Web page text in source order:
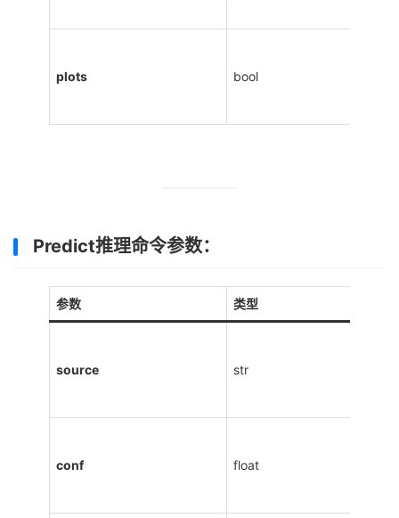
plots bool
Predict推理命令参数：
参数 类型
source str
conf float